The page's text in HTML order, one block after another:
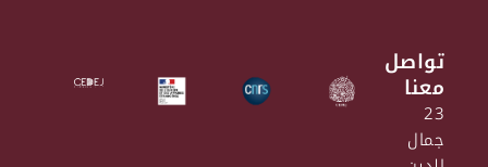
تواصل
معنا
23
جمال